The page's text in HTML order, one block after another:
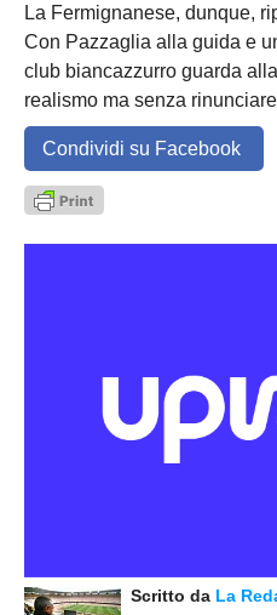
La Fermignanese, dunque,
Con Pazzaglia alla guida e
club biancazzurro guarda
realismo ma senza
Condividi su Facebook
Scritto da La